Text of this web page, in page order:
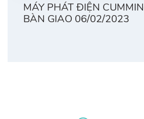
MÁY PHÁT ĐIỆN
BÀN GIAO 06/02/2023